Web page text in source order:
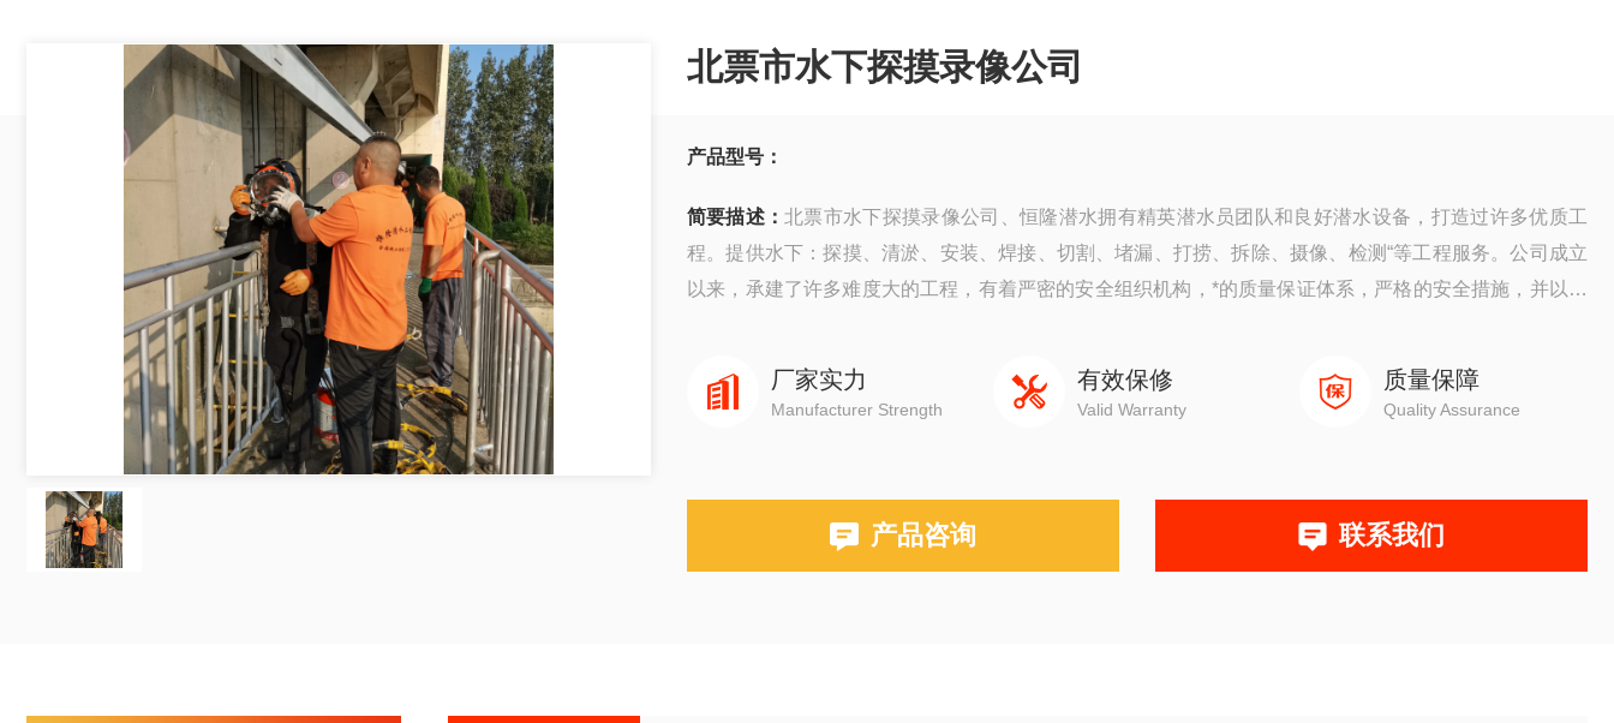
北票市水下探摸录像公司
产品型号：
简要描述： 北票市水下探摸录像公司、恒隆潜水拥有精英潜水员团队和良好潜水设备，打造过许多优质工
程。提供水下：探摸、清淤、安装、焊接、切割、堵漏、打捞、拆除、摄像、检测“等工程服务。公司成立
以来，承建了许多难度大的工程，有着严密的安全组织机构，*的质量保证体系，严格的安全措施，并以高
厂家实力
Manufacturer Strength
有效保修
Valid Warranty
质量保障
Quality Assurance
产品咨询 联系我们